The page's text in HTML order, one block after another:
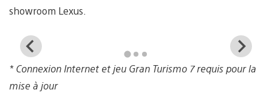
showroom Lexus.
View
and
download
image
* Connexion Internet et jeu Gran Turismo 7 requis pour la
mise à jour